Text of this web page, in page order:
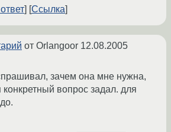
Ссылка
от Orlangoor 12.08.2005
зачем она мне нужна,
конкретный вопрос задал. для